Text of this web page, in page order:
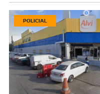
POLICIAL